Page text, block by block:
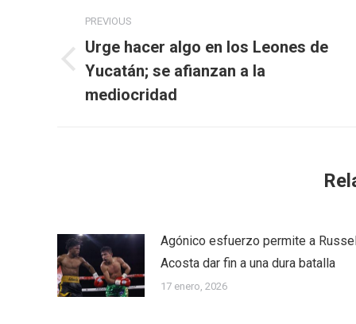
navigation
PREVIOUS
Previous
post:
Urge hacer algo en los Leones de
Yucatán; se afianzan a la
mediocridad
Agónico esfuerzo permite a
Acosta dar fin a una dura batalla
17 enero, 2026